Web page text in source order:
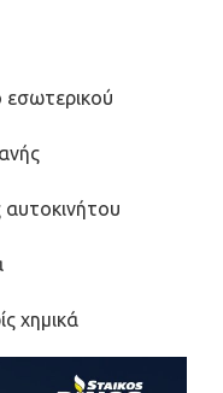
εσωτερικού
χημικά